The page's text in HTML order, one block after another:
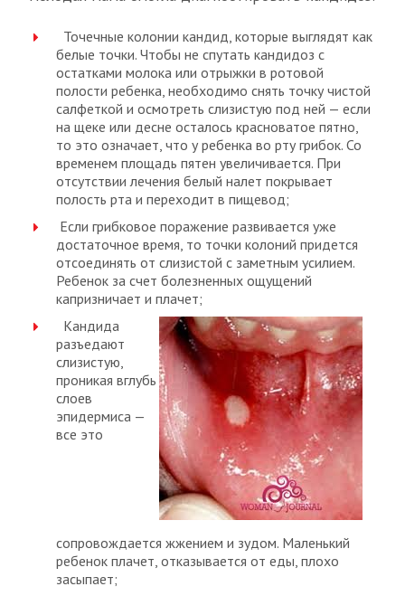
Точечные колонии кандид, которые выглядят как
белые точки. Чтобы не спутать кандидоз с
остатками молока или отрыжки в ротовой
полости ребенка, необходимо снять точку чистой
салфеткой и осмотреть слизистую под ней — если
на щеке или десне осталось красноватое пятно,
то это означает, что у ребенка во рту грибок. Со
временем площадь пятен увеличивается. При
отсутствии лечения белый налет покрывает
полость рта и переходит в пищевод;
Если грибковое поражение развивается уже
достаточное время, то точки колоний придется
отсоединять от слизистой с заметным усилием.
Ребенок за счет болезненных ощущений
капризничает и плачет;
Кандида
разъедают
слизистую,
проникая вглубь
слоев
эпидермиса —
все это
сопровождается жжением и зудом. Маленький
ребенок плачет, отказывается от еды, плохо
засыпает;